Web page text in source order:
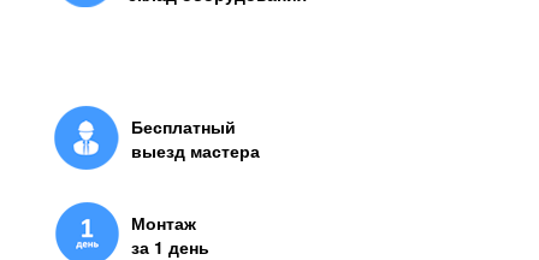
Бесплатный
выезд мастера
Монтаж
за 1 день